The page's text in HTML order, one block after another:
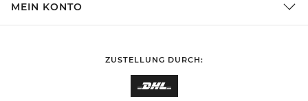
MEIN KONTO
ZUSTELLUNG DURCH: